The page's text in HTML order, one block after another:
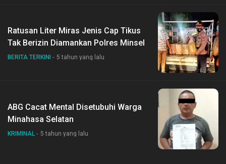
Ratusan Liter Miras Jenis Cap Tikus
Tak Berizin Diamankan Polres Minsel
BERITA TERKINI 5 tahun yang lalu
ABG Cacat Mental Disetubuhi Warga
Minahasa Selatan
KRIMINAL 5 tahun yang lalu